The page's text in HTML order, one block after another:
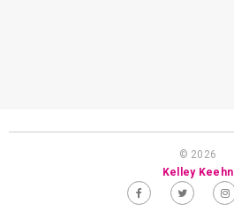
© 2026
Kelley Keehn